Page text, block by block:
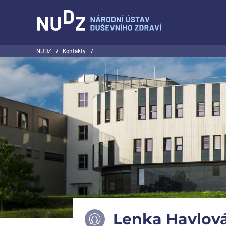
NUDZ / Kontakty /
Lenka